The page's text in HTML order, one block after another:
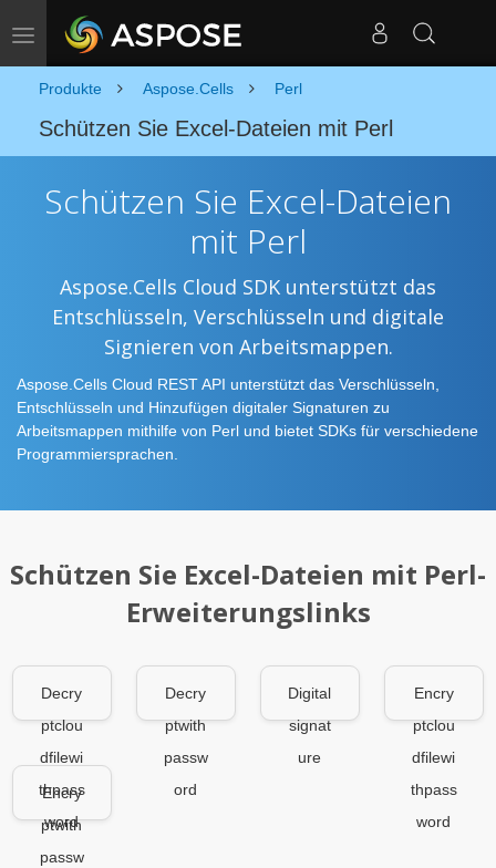
Navigation umschalten
Produkte Aspose.Cells Perl
Schützen Sie Excel-Dateien mit Perl
Schützen Sie Excel-Dateien
mit Perl
Aspose.Cells Cloud SDK unterstützt das
Entschlüsseln, Verschlüsseln und digitale
Signieren von Arbeitsmappen.
Aspose.Cells Cloud REST API unterstützt das Verschlüsseln,
Entschlüsseln und Hinzufügen digitaler Signaturen zu
Arbeitsmappen mithilfe von Perl und bietet SDKs für verschiedene
Programmiersprachen.
Schützen Sie Excel-Dateien mit Perl-
Erweiterungslinks
Decry
ptclou
dfilewi
thpass
word
Decry
ptwith
passw
ord
Digital
signat
ure
Encry
ptclou
dfilewi
thpass
word
Encry
ptwith
passw